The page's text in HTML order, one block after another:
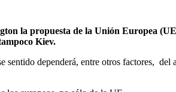
la propuesta de la Unión Europea
Kiev.
dependerá, entre otros factores, del